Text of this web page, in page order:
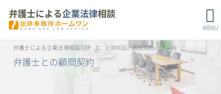
弁護士による企業法律相談
MENU
弁護士による企業法律相談TOP 法律相談、顧問契約のご案内
弁護士との顧問契約